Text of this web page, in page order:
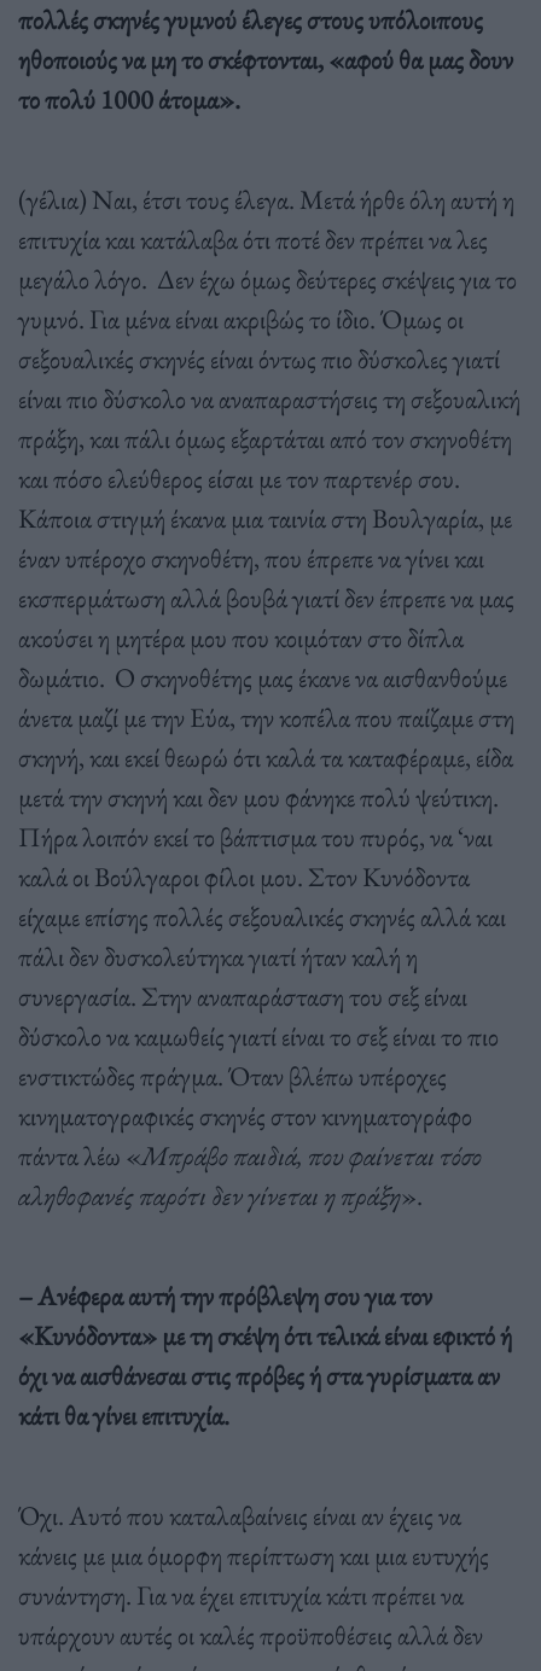
πολλές σκηνές γυμνού έλεγες στους υπόλοιπους
ηθοποιούς να μη το σκέφτονται, «αφού θα μας δουν
το πολύ 1000 άτομα».
(γέλια) Ναι, έτσι τους έλεγα. Μετά ήρθε όλη αυτή η
επιτυχία και κατάλαβα ότι ποτέ δεν πρέπει να λες
μεγάλο λόγο. Δεν έχω όμως δεύτερες σκέψεις για το
γυμνό. Για μένα είναι ακριβώς το ίδιο. Όμως οι
σεξουαλικές σκηνές είναι όντως πιο δύσκολες γιατί
είναι πιο δύσκολο να αναπαραστήσεις τη σεξουαλική
πράξη, και πάλι όμως εξαρτάται από τον σκηνοθέτη
και πόσο ελεύθερος είσαι με τον παρτενέρ σου.
Κάποια στιγμή έκανα μια ταινία στη Βουλγαρία, με
έναν υπέροχο σκηνοθέτη, που έπρεπε να γίνει και
εκσπερμάτωση αλλά βουβά γιατί δεν έπρεπε να μας
ακούσει η μητέρα μου που κοιμόταν στο δίπλα
δωμάτιο. Ο σκηνοθέτης μας έκανε να αισθανθούμε
άνετα μαζί με την Εύα, την κοπέλα που παίζαμε στη
σκηνή, και εκεί θεωρώ ότι καλά τα καταφέραμε, είδα
μετά την σκηνή και δεν μου φάνηκε πολύ ψεύτικη.
Πήρα λοιπόν εκεί το βάπτισμα του πυρός, να ‘ναι
καλά οι Βούλγαροι φίλοι μου. Στον Κυνόδοντα
είχαμε επίσης πολλές σεξουαλικές σκηνές αλλά και
πάλι δεν δυσκολεύτηκα γιατί ήταν καλή η
συνεργασία. Στην αναπαράσταση του σεξ είναι
δύσκολο να καμωθείς γιατί είναι το σεξ είναι το πιο
ενστικτώδες πράγμα. Όταν βλέπω υπέροχες
κινηματογραφικές σκηνές στον κινηματογράφο
πάντα λέω «Μπράβο παιδιά, που φαίνεται τόσο
αληθοφανές παρότι δεν γίνεται η πράξη».
– Ανέφερα αυτή την πρόβλεψη σου για τον
«Κυνόδοντα» με τη σκέψη ότι τελικά είναι εφικτό ή
όχι να αισθάνεσαι στις πρόβες ή στα γυρίσματα αν
κάτι θα γίνει επιτυχία.
Όχι. Αυτό που καταλαβαίνεις είναι αν έχεις να
κάνεις με μια όμορφη περίπτωση και μια ευτυχής
συνάντηση. Για να έχει επιτυχία κάτι πρέπει να
υπάρχουν αυτές οι καλές προϋποθέσεις αλλά δεν